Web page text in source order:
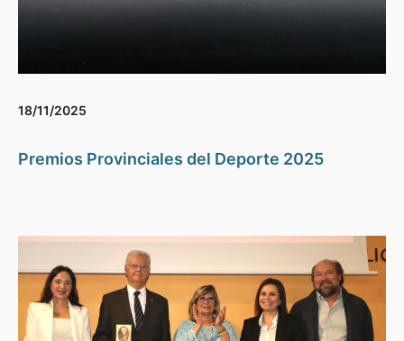
18/11/2025
Premios Provinciales del Deporte 2025